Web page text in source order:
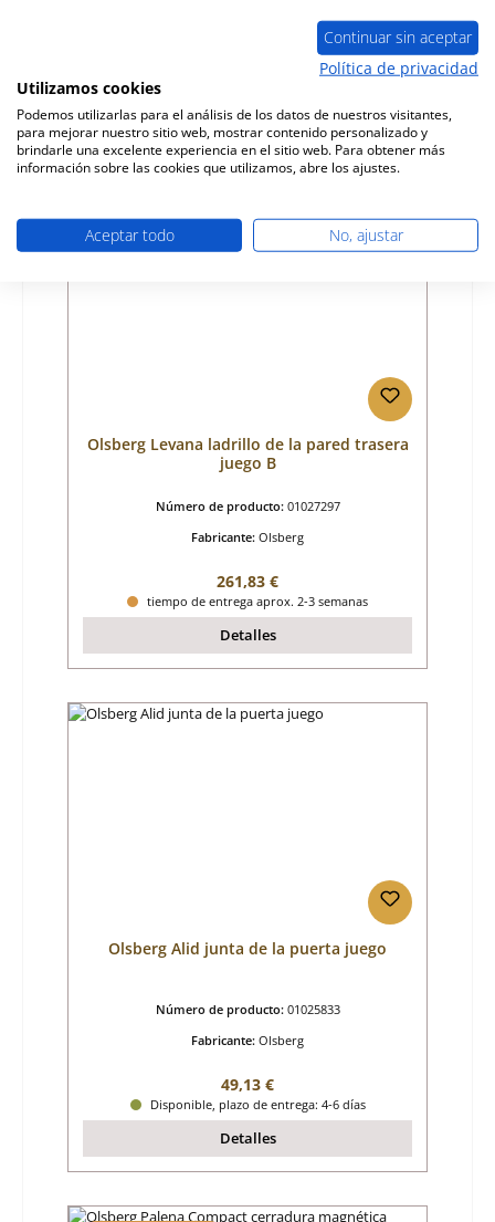
Precio normal:
tiempo de entrega aprox. 2-3 semanas
Detalles
Olsberg Levana ladrillo de la pared trasera
juego B
Número de producto: 01027297
Fabricante: Olsberg
Precio normal:
261,83 €
tiempo de entrega aprox. 2-3 semanas
Detalles
Olsberg Alid junta de la puerta juego
Número de producto: 01025833
Fabricante: Olsberg
Precio normal:
49,13 €
Disponible, plazo de entrega: 4-6 días
Detalles
Continuar sin aceptar
Política de privacidad
Utilizamos cookies
Podemos utilizarlas para el análisis de los datos de nuestros visitantes,
para mejorar nuestro sitio web, mostrar contenido personalizado y
brindarle una excelente experiencia en el sitio web. Para obtener más
información sobre las cookies que utilizamos, abre los ajustes.
Aceptar todo No, ajustar